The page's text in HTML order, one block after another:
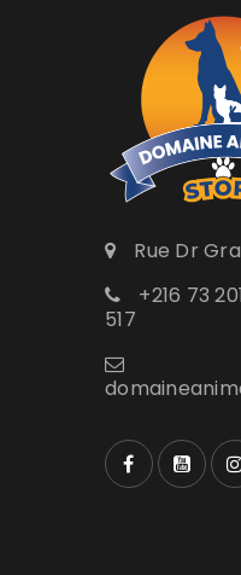
Rue Dr
+216 73
517